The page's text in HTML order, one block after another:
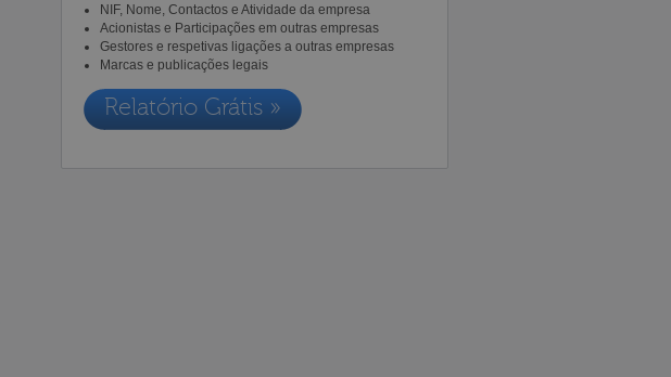
NIF, Nome, Contactos e Atividade da empresa
Acionistas e Participações em outras empresas
Gestores e respetivas ligações a outras empresas
Marcas e publicações legais
Relatório Grátis »